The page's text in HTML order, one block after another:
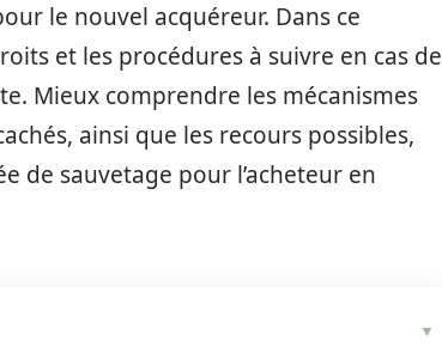
le nouvel acquéreur. Dans ce
et les procédures à suivre en cas de
Mieux comprendre les mécanismes
ainsi que les recours possibles,
de sauvetage pour l’acheteur en